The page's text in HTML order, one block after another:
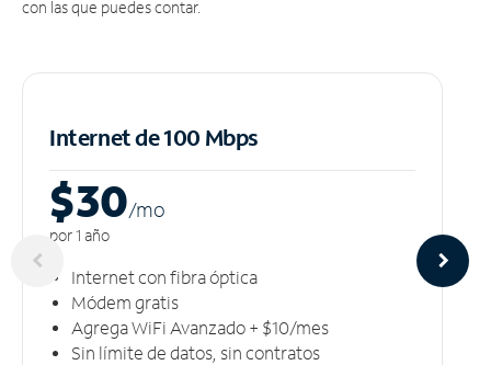
con las que puedes contar.
Internet de 100 Mbps
$30/mo
por 1 año
Internet con fibra óptica
Módem gratis
Agrega WiFi Avanzado + $10/mes
Sin límite de datos, sin contratos